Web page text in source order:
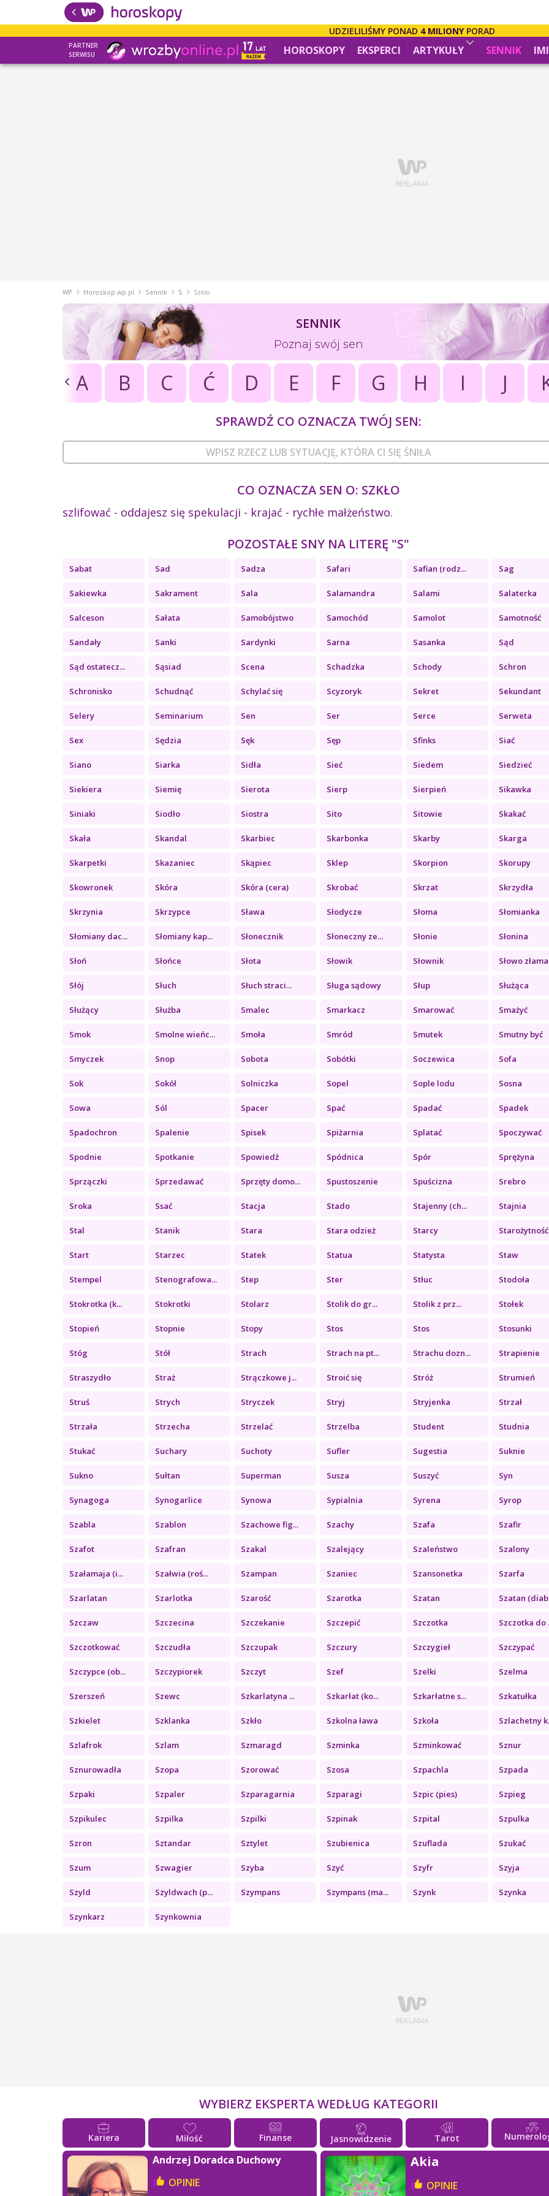
UDZIELILIŚMY PONAD 4 MILIONYPORAD
PARTNER
SERWISU
HOROSKOPY EKSPERCI ARTYKUŁY SENNIK
WP Horoskop.wp.pl Sennik S Szkło
SENNIK
Poznaj swój sen
A B C Ć D E F G H I J
SPRAWDŹ CO OZNACZA TWÓJ SEN:
CO OZNACZA SEN O: SZKŁO
szlifować - oddajesz się spekulacji - krajać - rychłe małżeństwo.
POZOSTAŁE SNY NA LITERĘ "S"
Sabat Sad Sadza Safari Safian (rodz... Sag
Sakiewka Sakrament Sala Salamandra Salami Salaterka
Salceson Sałata Samobójstwo Samochód Samolot Samotność
Sandały Sanki Sardynki Sarna Sasanka Sąd
Sąd ostatecz... Sąsiad Scena Schadzka Schody Schron
Schronisko Schudnąć Schylać się Scyzoryk Sekret Sekundant
Selery Seminarium Sen Ser Serce Serweta
Sex Sędzia Sęk Sęp Sfinks Siać
Siano Siarka Sidła Sieć Siedem Siedzieć
Siekiera Siemię Sierota Sierp Sierpień Sikawka
Siniaki Siodło Siostra Sito Sitowie Skakać
Skała Skandal Skarbiec Skarbonka Skarby Skarga
Skarpetki Skazaniec Skąpiec Sklep Skorpion Skorupy
Skowronek Skóra Skóra (cera) Skrobać Skrzat Skrzydła
Skrzynia Skrzypce Sława Słodycze Słoma Słomianka
Słomiany dac... Słomiany kap... Słonecznik Słoneczny ze... Słonie Słonina
Słoń Słońce Słota Słowik Słownik Słowo
Słój Słuch Słuch straci... Sługa sądowy Słup Służąca
Służący Służba Smalec Smarkacz Smarować Smażyć
Smok Smolne wieńc... Smoła Smród Smutek Smutny być
Smyczek Snop Sobota Sobótki Soczewica Sofa
Sok Sokół Solniczka Sopel Sople lodu Sosna
Sowa Sól Spacer Spać Spadać Spadek
Spadochron Spalenie Spisek Spiżarnia Splatać Spoczywać
Spodnie Spotkanie Spowiedź Spódnica Spór Sprężyna
Sprzączki Sprzedawać Sprzęty domo... Spustoszenie Spuścizna Srebro
Sroka Ssać Stacja Stado Stajenny (ch... Stajnia
Stal Stanik Stara Stara odzież Starcy Starożytność
Start Starzec Statek Statua Statysta Staw
Stempel Stenografowa... Step Ster Stłuc Stodoła
Stokrotka (k... Stokrotki Stolarz Stolik do gr... Stolik z prz... Stołek
Stopień Stopnie Stopy Stos Stos Stosunki
Stóg Stół Strach Strach na pt... Strachu dozn... Strapienie
Straszydło Straż Strączkowe j... Stroić się Stróż Strumień
Struś Strych Stryczek Stryj Stryjenka Strzał
Strzała Strzecha Strzelać Strzelba Student Studnia
Stukać Suchary Suchoty Sufler Sugestia Suknie
Sukno Sułtan Superman Susza Suszyć Syn
Synagoga Synogarlice Synowa Sypialnia Syrena Syrop
Szabla Szablon Szachowe fig... Szachy Szafa Szafir
Szafot Szafran Szakal Szalejący Szaleństwo Szalony
Szałamaja (i... Szałwia (roś... Szampan Szaniec Szansonetka Szarfa
Szarlatan Szarlotka Szarość Szarotka Szatan Szatan
Szczaw Szczecina Szczekanie Szczepić Szczotka Szczotka do
Szczotkować Szczudła Szczupak Szczury Szczygieł Szczypać
Szczypce (ob... Szczypiorek Szczyt Szef Szelki Szelma
Szerszeń Szewc Szkarlatyna ... Szkarłat (ko... Szkarłatne s... Szkatułka
Szkielet Szklanka Szkło Szkolna ława Szkoła Szlachetny
Szlafrok Szlam Szmaragd Szminka Szminkować Sznur
Sznurowadła Szopa Szorować Szosa Szpachla Szpada
Szpaki Szpaler Szparagarnia Szparagi Szpic (pies) Szpieg
Szpikulec Szpilka Szpilki Szpinak Szpital Szpulka
Szron Sztandar Sztylet Szubienica Szuflada Szukać
Szum Szwagier Szyba Szyć Szyfr Szyja
Szyld Szyldwach (p... Szympans Szympans (ma... Szynk Szynka
Szynkarz Szynkownia
WYBIERZ EKSPERTA WEDŁUG KATEGORII
Kariera Miłość Finanse Jasnowidzenie Tarot
Andrzej Doradca Duchowy
OPINIE
Akia
OPINIE